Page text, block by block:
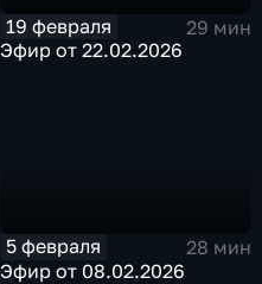
19 февраля
29 мин
Эфир от 22.02.2026
5 февраля
28 мин
Эфир от 08.02.2026